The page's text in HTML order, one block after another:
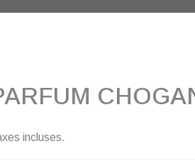
incluses.